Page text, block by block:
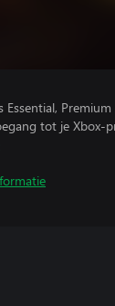
tot je Xbox-